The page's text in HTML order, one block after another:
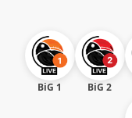
BiG 1 BiG 2